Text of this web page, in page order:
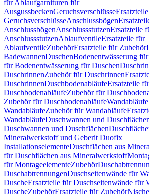
für Ablaufgarnituren für
AusgussbeckenGeruchsverschlüsse
GeruchsverschlüsseAnschlussbögen
AnschlussbögenAnschlussstutzenErsatzteile
AnschlussstutzenAblaufventileErsatzteile für
AblaufventileZubehörErsatzteile für Zubehör
BadewannenDuschenBodenentwässerung
für Bodenentwässerung für Duschen
DuschrinnenZubehör für Duschrinnen
DuschrinnenDuschbodenabläufeErsatzteile
DuschbodenabläufeZubehör für
Zubehör für DuschbodenabläufeWandabläufe
WandabläufeZubehör für Wandabläufe
WandabläufeDuschwannen und Duschflächen
Duschwannen und Duschflächen
Mineralwerkstoff und Geberit Duofix
InstallationselementeDuschflächen aus
für Duschflächen aus Mineralwerkstoff
für MontageelementeZubehör
DuschabtrennungenDuschseitenwände für
DuscheErsatzteile für Duschseitenwände für
DuscheZubehörErsatzteile für Zubehör